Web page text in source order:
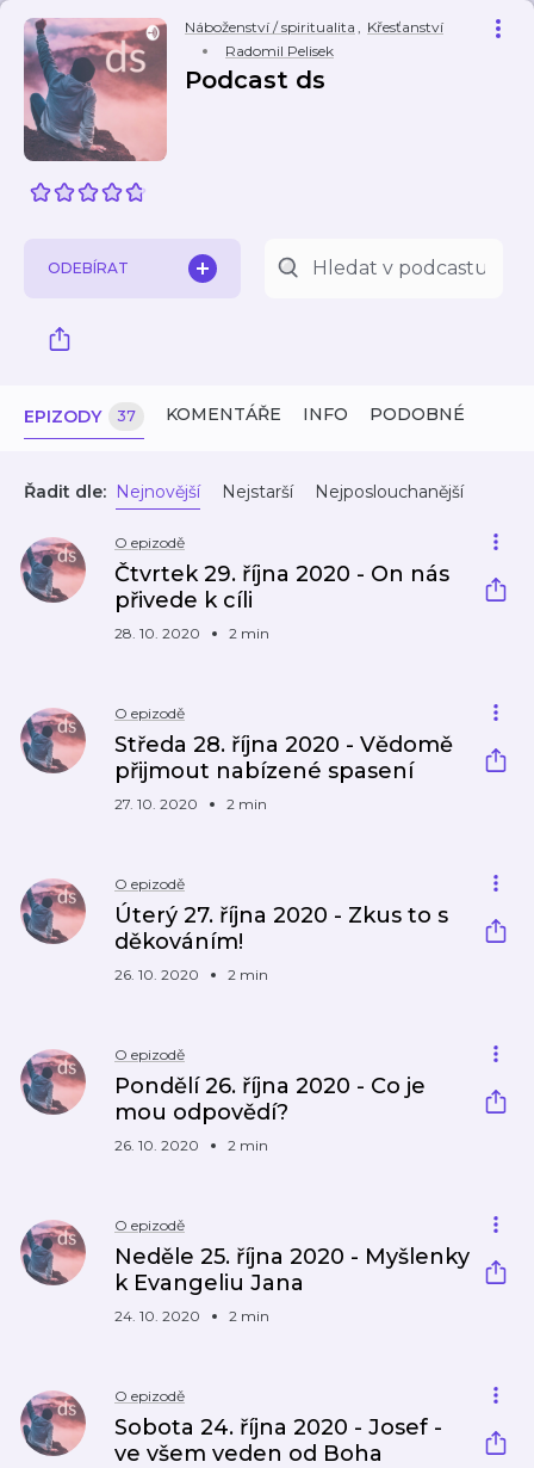
Náboženství / spiritualita , Křesťanství
Radomil Pelisek
Podcast ds
ODEBÍRAT
EPIZODY 37 KOMENTÁŘE INFO PODOBNÉ
Řadit dle: Nejnovější Nejstarší Nejposlouchanější
O epizodě
Čtvrtek 29. října 2020 - On nás
přivede k cíli
28. 10. 2020 2 min
O epizodě
Středa 28. října 2020 - Vědomě
přijmout nabízené spasení
27. 10. 2020 2 min
O epizodě
Úterý 27. října 2020 - Zkus to s
děkováním!
26. 10. 2020 2 min
O epizodě
Pondělí 26. října 2020 - Co je
mou odpovědí?
26. 10. 2020 2 min
O epizodě
Neděle 25. října 2020 - Myšlenky
k Evangeliu Jana
24. 10. 2020 2 min
O epizodě
Sobota 24. října 2020 - Josef -
ve všem veden od Boha